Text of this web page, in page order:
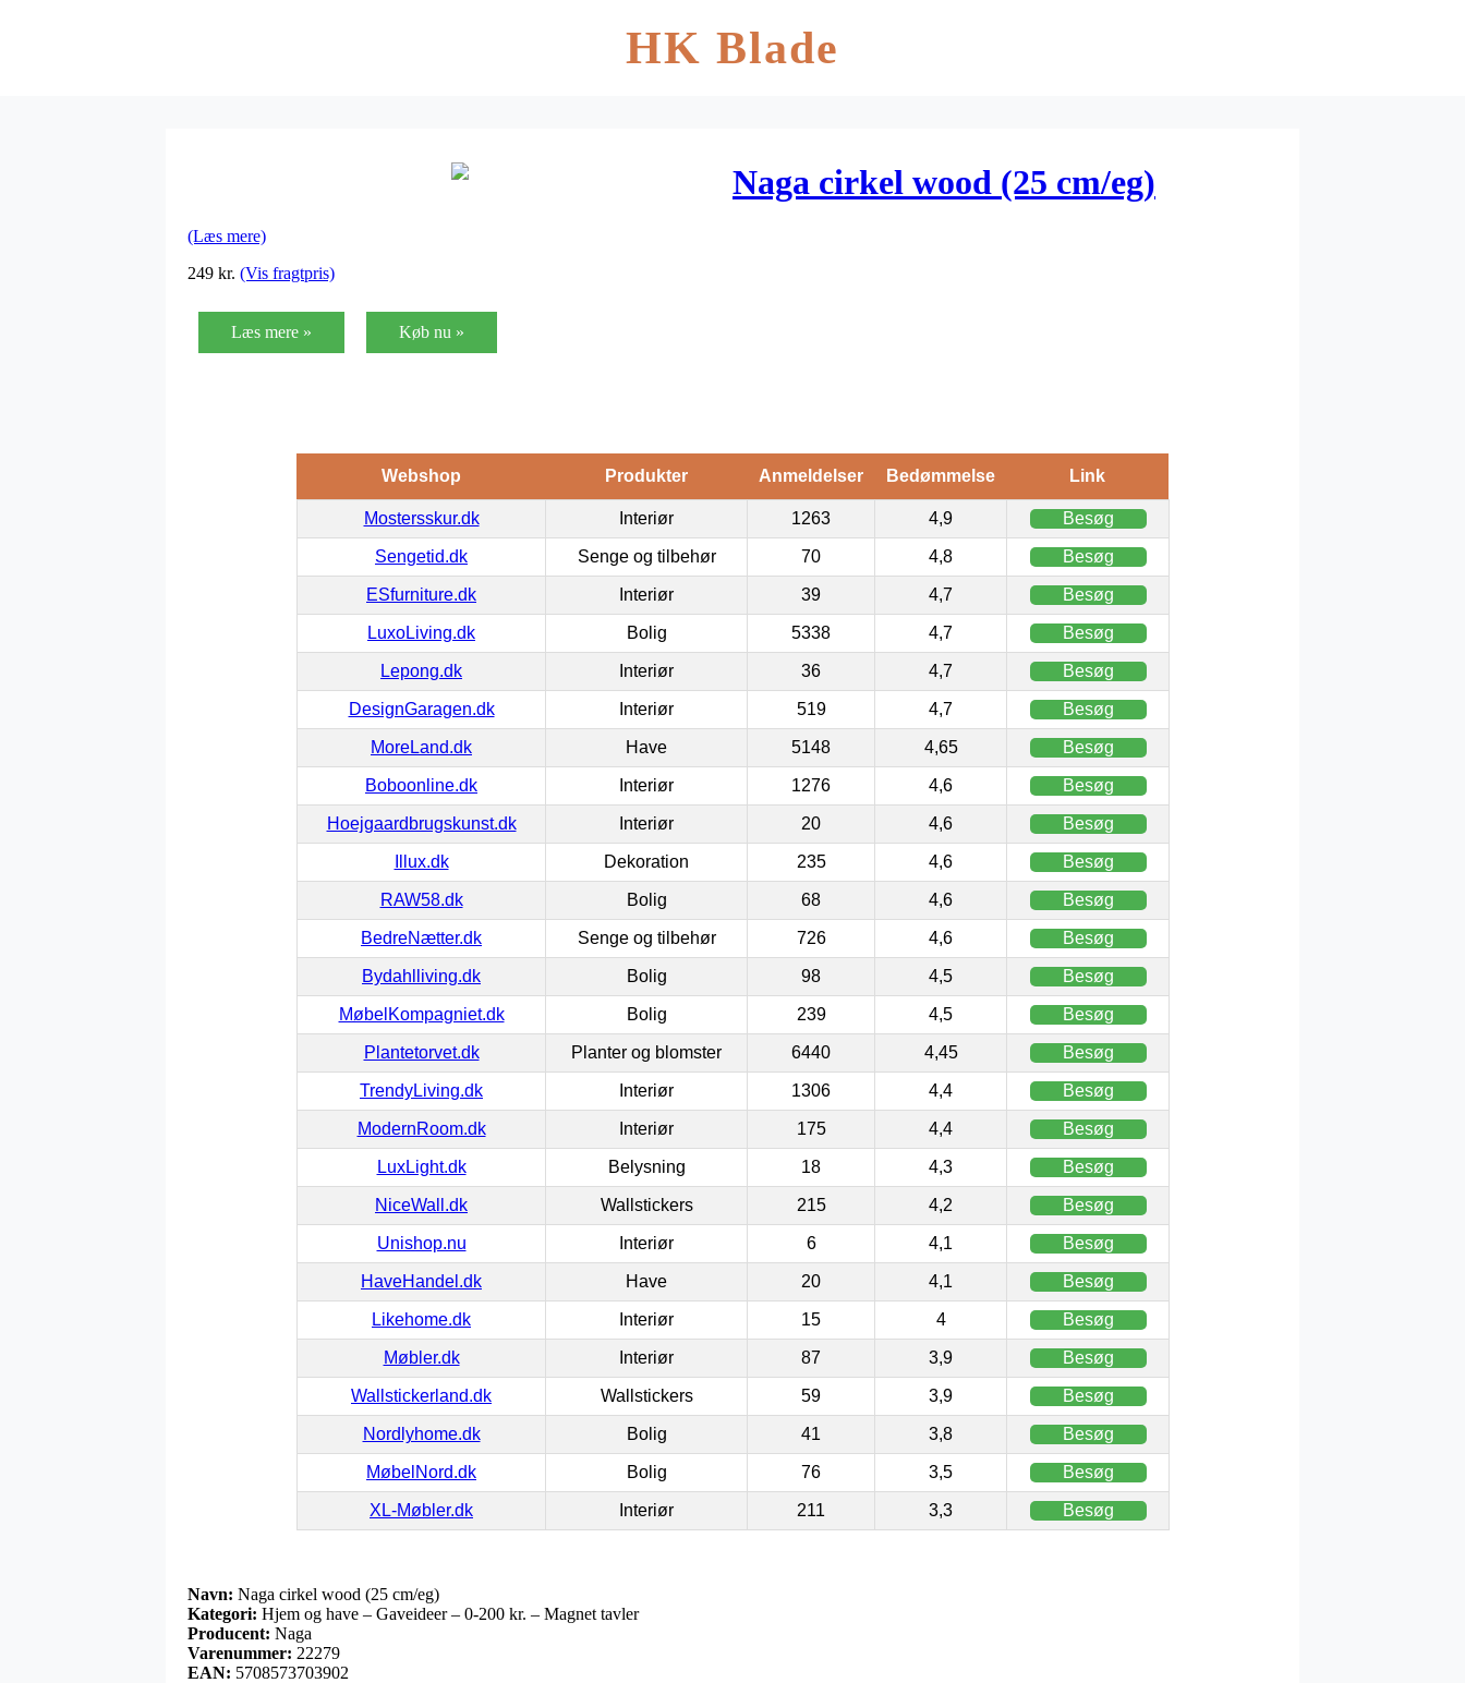
HK Blade
Naga cirkel wood (25 cm/eg)
(Læs mere)
249 kr. (Vis fragtpris)
Læs mere » Køb nu »
Webshop Produkter Anmeldelser Bedømmelse Link
Mostersskur.dk Interiør 1263 4,9 Besøg
Sengetid.dk Senge og tilbehør 70 4,8 Besøg
ESfurniture.dk Interiør 39 4,7 Besøg
LuxoLiving.dk Bolig 5338 4,7 Besøg
Lepong.dk Interiør 36 4,7 Besøg
DesignGaragen.dk Interiør 519 4,7 Besøg
MoreLand.dk Have 5148 4,65 Besøg
Boboonline.dk Interiør 1276 4,6 Besøg
Hoejgaardbrugskunst.dk Interiør 20 4,6 Besøg
Illux.dk Dekoration 235 4,6 Besøg
RAW58.dk Bolig 68 4,6 Besøg
BedreNætter.dk Senge og tilbehør 726 4,6 Besøg
Bydahlliving.dk Bolig 98 4,5 Besøg
MøbelKompagniet.dk Bolig 239 4,5 Besøg
Plantetorvet.dk Planter og blomster 6440 4,45 Besøg
TrendyLiving.dk Interiør 1306 4,4 Besøg
ModernRoom.dk Interiør 175 4,4 Besøg
LuxLight.dk Belysning 18 4,3 Besøg
NiceWall.dk Wallstickers 215 4,2 Besøg
Unishop.nu Interiør 6 4,1 Besøg
HaveHandel.dk Have 20 4,1 Besøg
Likehome.dk Interiør 15 4 Besøg
Møbler.dk Interiør 87 3,9 Besøg
Wallstickerland.dk Wallstickers 59 3,9 Besøg
Nordlyhome.dk Bolig 41 3,8 Besøg
MøbelNord.dk Bolig 76 3,5 Besøg
XL-Møbler.dk Interiør 211 3,3 Besøg
Navn: Naga cirkel wood (25 cm/eg)
Kategori: Hjem og have – Gaveideer – 0-200 kr. – Magnet tavler
Producent: Naga
Varenummer: 22279
EAN: 5708573703902